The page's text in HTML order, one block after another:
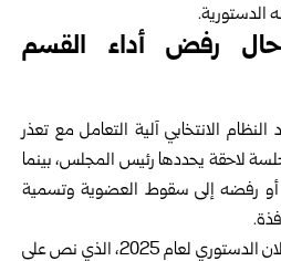
الدستورية.‏
رفض أداء القسم
الانتخابي آلية التعامل مع تعذر
لاحقة يحددها رئيس المجلس، بينما
أو ‏رفضه إلى سقوط العضوية وتسمية
ويستند عمل المجلس إلى الإعلان الدستوري لعام 2025، الذي نص على